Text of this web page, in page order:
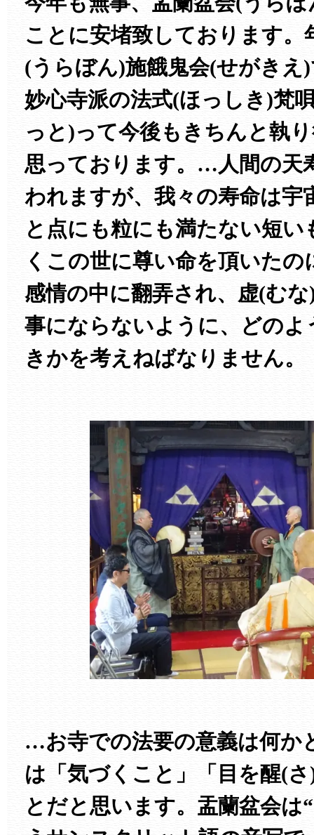
ことに安堵致しております。
(うらぼん)施餓鬼会(せがきえ
妙心寺派の法式(ほっしき)梵
っと)って今後もきちんと執
思っております。…人間の天
われますが、我々の寿命は宇
と点にも粒にも満たない短
くこの世に尊い命を頂いたの
感情の中に翻弄され、虚(む
事にならないように、どのよ
きかを考えねばなりません。
…お寺での法要の意義は何か
は「気づくこと」「目を醒(
とだと思います。盂蘭盆会は